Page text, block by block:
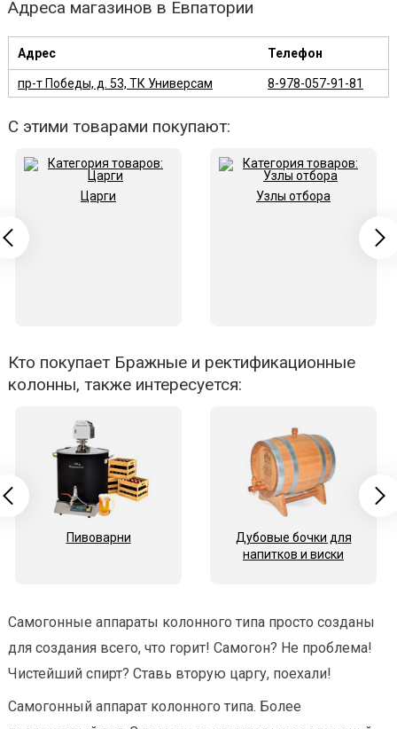
Адреса магазинов в Евпатории
Адрес Телефон
пр-т Победы, д. 53, ТК Универсам 8-978-057-91-81
С этими товарами покупают:
Царги Узлы отбора
Кто покупает Бражные и ректификационные
колонны, также интересуется:
Пивоварни
Дубовые бочки для
напитков и виски
Самогонные аппараты колонного типа просто созданы
для создания всего, что горит! Самогон? Не проблема!
Чистейший спирт? Ставь вторую царгу, поехали!
Самогонный аппарат колонного типа. Более